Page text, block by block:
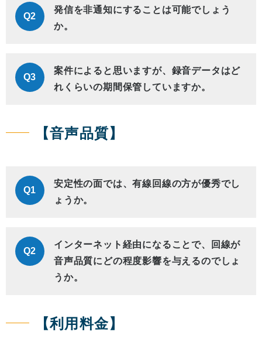
Q2
発信を非通知にすることは可能でしょう
か。
Q3
案件によると思いますが、録音データはど
れくらいの期間保管していますか。
【音声品質】
Q1
安定性の面では、有線回線の方が優秀でし
ょうか。
Q2
インターネット経由になることで、回線が
音声品質にどの程度影響を与えるのでしょ
うか。
【利用料金】